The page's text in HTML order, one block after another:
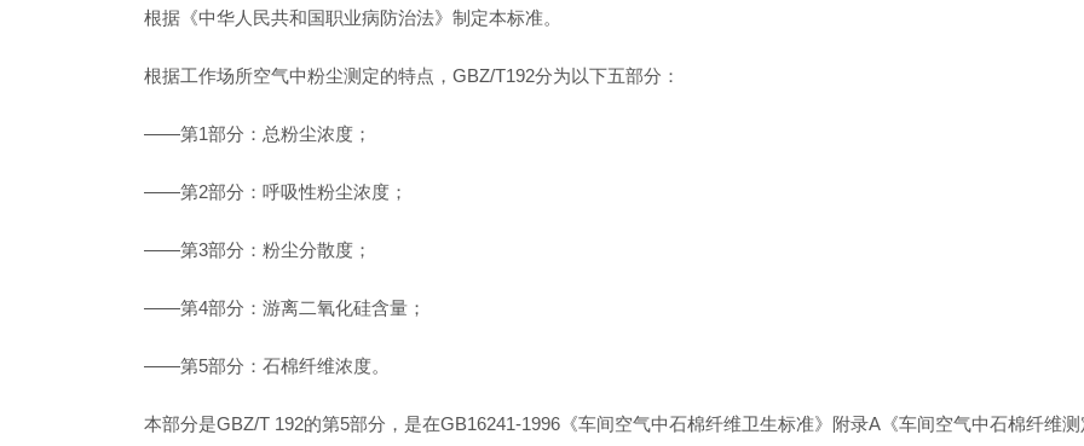
根据《中华人民共和国职业病防治法》制定本标准。
根据工作场所空气中粉尘测定的特点，GBZ/T192分为以下五部分：
——第1部分：总粉尘浓度；
——第2部分：呼吸性粉尘浓度；
——第3部分：粉尘分散度；
——第4部分：游离二氧化硅含量；
——第5部分：石棉纤维浓度。
本部分是GBZ/T 192的第5部分，是在GB16241-1996《车间空气中石棉纤维卫生标准》附录A《车间空气中石棉纤维